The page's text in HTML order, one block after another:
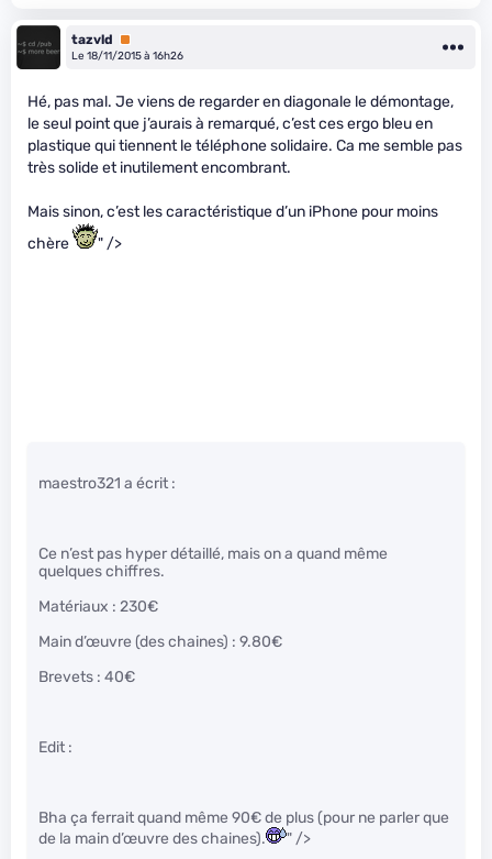
tazvld
Premium
Le 18/11/2015 à 16h26
Hé, pas mal. Je viens de regarder en diagonale le démontage,
le seul point que j’aurais à remarqué, c’est ces ergo bleu en
plastique qui tiennent le téléphone solidaire. Ca me semble pas
très solide et inutilement encombrant.
Mais sinon, c’est les caractéristique d’un iPhone pour moins
chère
" />
maestro321 a écrit :
Ce n’est pas hyper détaillé, mais on a quand même
quelques chiffres.
Matériaux : 230€
Main d’œuvre (des chaines) : 9.80€
Brevets : 40€
Edit :
Bha ça ferrait quand même 90€ de plus (pour ne parler que
de la main d’œuvre des chaines).
" />